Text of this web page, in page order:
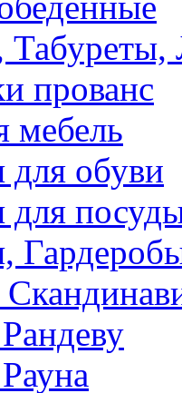
Табуреты,
прованс
мебель
обуви